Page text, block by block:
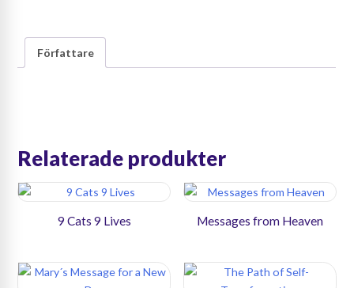
And
SongsFörfattare
Relaterade produkter
9 Cats 9 Lives Messages from Heaven